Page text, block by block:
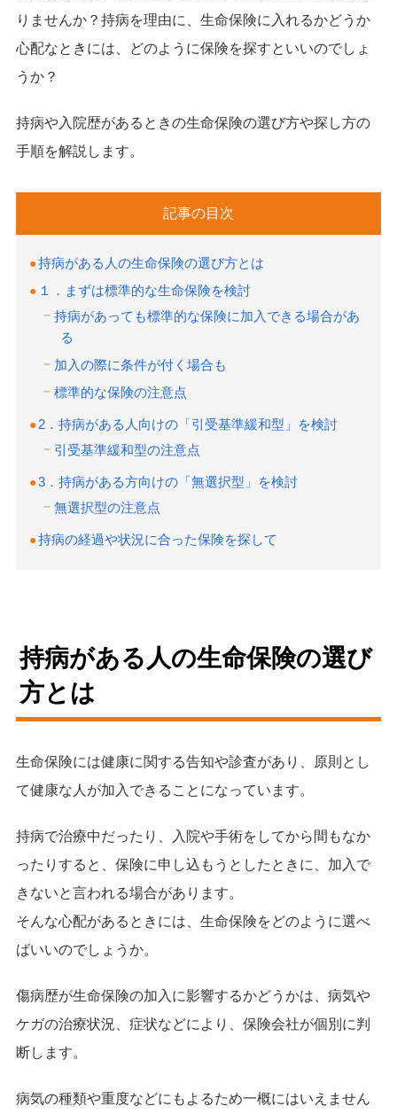
りませんか？持病を理由に、生命保険に入れるかどうか
心配なときには、どのように保険を探すといいのでしょ
うか？
持病や入院歴があるときの生命保険の選び方や探し方の
手順を解説します。
記事の目次
持病がある人の生命保険の選び方とは
１．まずは標準的な生命保険を検討
持病があっても標準的な保険に加入できる場合があ
る
加入の際に条件が付く場合も
標準的な保険の注意点
2．持病がある人向けの「引受基準緩和型」を検討
引受基準緩和型の注意点
3．持病がある方向けの「無選択型」を検討
無選択型の注意点
持病の経過や状況に合った保険を探して
持病がある人の生命保険の選び
方とは
生命保険には健康に関する告知や診査があり、原則とし
て健康な人が加入できることになっています。
持病で治療中だったり、入院や手術をしてから間もなか
ったりすると、保険に申し込もうとしたときに、加入で
きないと言われる場合があります。
そんな心配があるときには、生命保険をどのように選べ
ばいいのでしょうか。
傷病歴が生命保険の加入に影響するかどうかは、病気や
ケガの治療状況、症状などにより、保険会社が個別に判
断します。
病気の種類や重度などにもよるため一概にはいえません